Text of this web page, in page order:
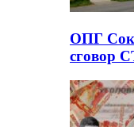
ОПГ
сговор